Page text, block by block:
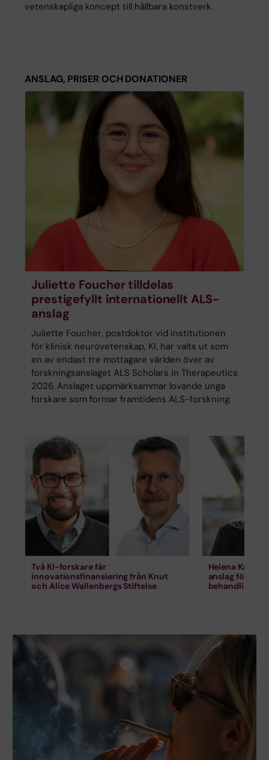
vetenskapliga koncept till hållbara konstverk.
ANSLAG, PRISER OCH DONATIONER
Juliette Foucher tilldelas
prestigefyllt internationellt ALS-
anslag
Juliette Foucher, postdoktor vid institutionen
för klinisk neurovetenskap, KI, har valts ut som
en av endast tre mottagare världen över av
forskningsanslaget ALS Scholars in Therapeutics
2026. Anslaget uppmärksammar lovande unga
forskare som formar framtidens ALS-forskning.
Två KI-forskare får
innovationsfinansiering från Knut
och Alice Wallenbergs Stiftelse
Helena
anslag för
behandling